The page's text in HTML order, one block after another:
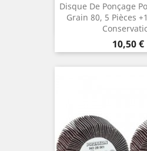
Disque De Ponçage
Grain 80, 5 Pièces
Prix
10,50 €
 Aperçu